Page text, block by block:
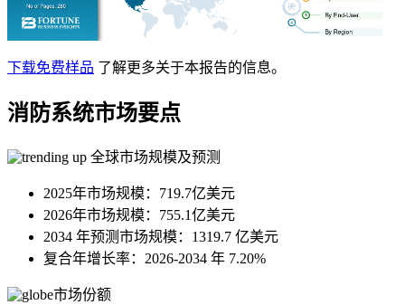
下载免费样品 了解更多关于本报告的信息。
消防系统市场要点
全球市场规模及预测
2025年市场规模：719.7亿美元
2026年市场规模：755.1亿美元
2034 年预测市场规模：1319.7 亿美元
复合年增长率：2026-2034 年 7.20%
市场份额